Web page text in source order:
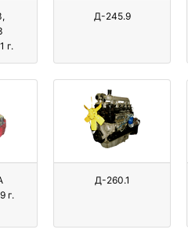
г.
Д-245.9
г.
Д-260.1